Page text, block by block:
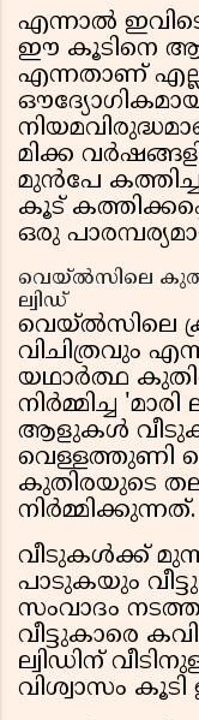
എന്നാൽ
ഈ കൂടിനെ
എന്നതാണ്
മിക്ക
മുൻപേ
കൂട്
ഒരു
വെയ്‌ൽസിലെ
ല്വിഡ്
വെയ്‌ൽസിലെ
വിചിത്രവും
യഥാർത്ഥ
നിർമ്മിച്ച
ആളുകൾ
വെള്ളത്തുണി
കുതിരയുടെ
നിർമ്മിക്കുന്നത്.
വീടുകൾക്ക്
പാടുകയും
സംവാദം
വീട്ടുകാരെ
ല്വിഡിന്
വിശ്വാസം